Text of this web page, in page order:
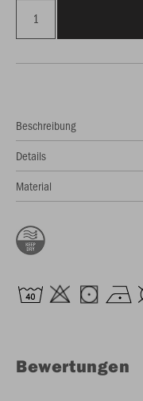
Beschreibung
Details
Material
Bewertungen